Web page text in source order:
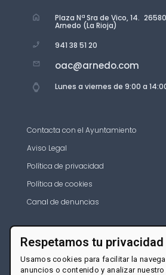
Plaza Nª Sra de Vico, 14.
Arnedo (La Rioja)
941 38 51 20
oac@arnedo.com
Lunes a viernes de 9:00 a
Contacta con el Ayuntamiento
Aviso Legal
Política de privacidad
Política de cookies
Canal de denuncias
Respetamos tu privacidad
Usamos cookies para facilitar la
anuncios o contenido y analizar